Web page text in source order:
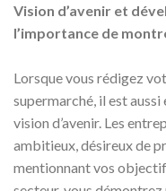
Vision d’avenir et
l’importance de
Lorsque vous rédigez
supermarché, il est
vision d’avenir. Les
ambitieux, désireux de
mentionnant vos